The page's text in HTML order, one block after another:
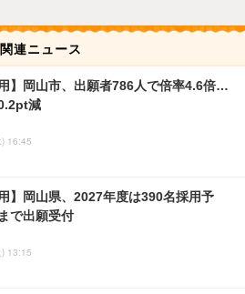
関連ニュース
用】岡山市、出願者786人で倍率4.6倍…
減
16:45
用】岡山県、2027年度は390名採用予
で出願受付
13:15